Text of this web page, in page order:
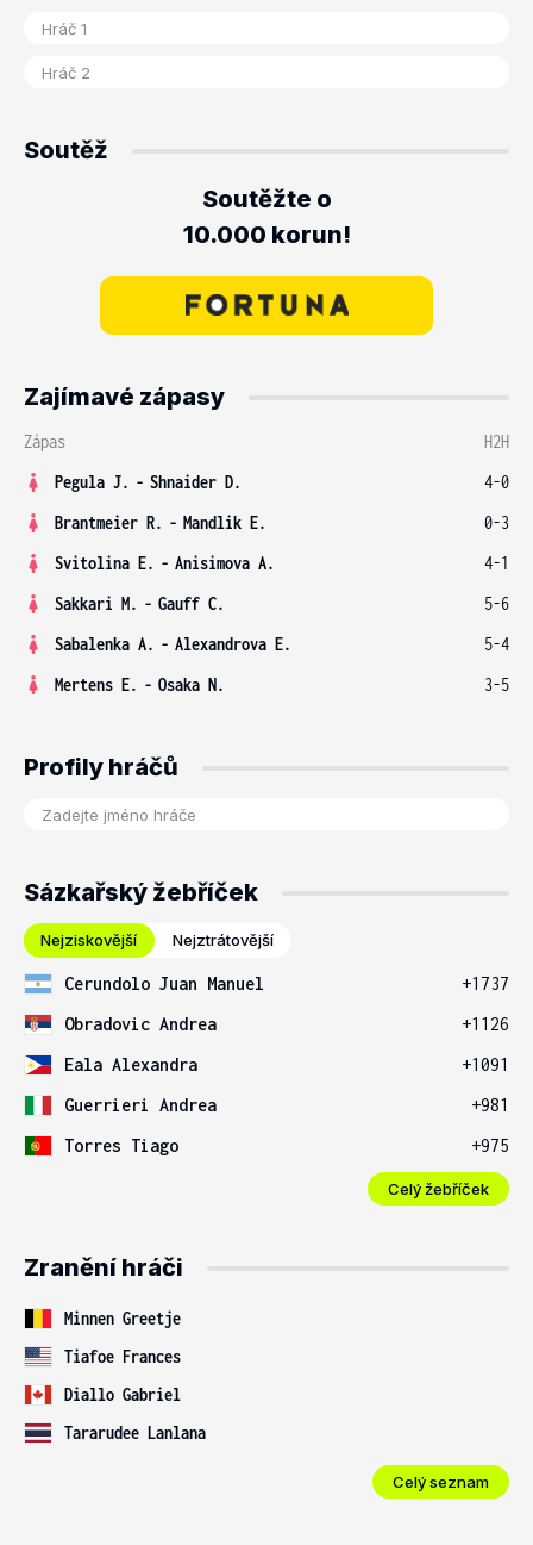
Soutěž
Soutěžte o
10.000 korun!
Zajímavé zápasy
Zápas
H2H
Pegula J. - Shnaider D.
4-0
Brantmeier R. - Mandlik E.
0-3
Svitolina E. - Anisimova A.
4-1
Sakkari M. - Gauff C.
5-6
Sabalenka A. - Alexandrova E.
5-4
Mertens E. - Osaka N. 3-5
Profily hráčů
Sázkařský žebříček
Nejziskovější Nejztrátovější
Cerundolo Juan Manuel
+1737
Obradovic Andrea
+1126
Eala Alexandra
+1091
Guerrieri Andrea
+981
Torres Tiago
+975
Celý žebříček
Zranění hráči
Minnen Greetje
Tiafoe Frances
Diallo Gabriel
Tararudee Lanlana
Celý seznam